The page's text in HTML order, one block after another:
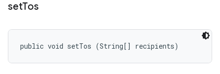
setTos
public void setTos (String[] recipients)